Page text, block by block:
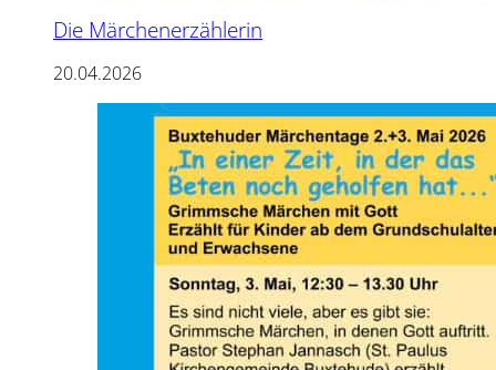
Die Märchenerzählerin
20.04.2026